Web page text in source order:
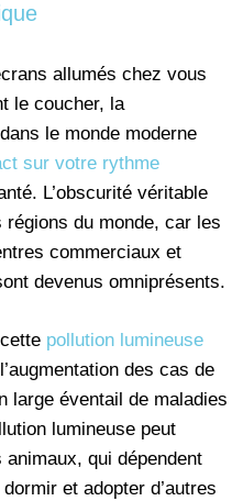
allumés chez vous
le coucher, la
le monde moderne
sur votre rythme
L’obscurité véritable
du monde, car les
commerciaux et
devenus omniprésents.
pollution lumineuse
des cas de
large éventail de maladies
lumineuse peut
qui dépendent
et adopter d’autres